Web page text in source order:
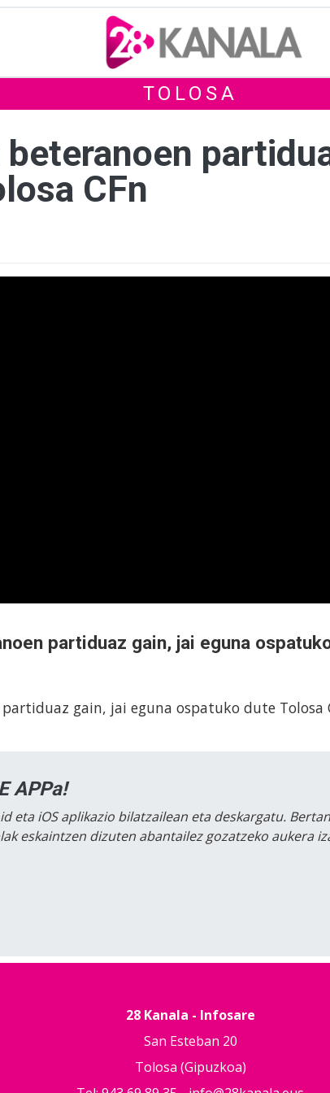
TOLOSA
CFn
partiduaz gain, jai eguna
gain, jai eguna ospatuko dute Tolosa
APPa!
eta iOS aplikazio bilatzailean eta deskargatu. Bertan
eskaintzen dizuten abantailez gozatzeko aukera
28 Kanala - Infosare
San Esteban 20
Tolosa (Gipuzkoa)